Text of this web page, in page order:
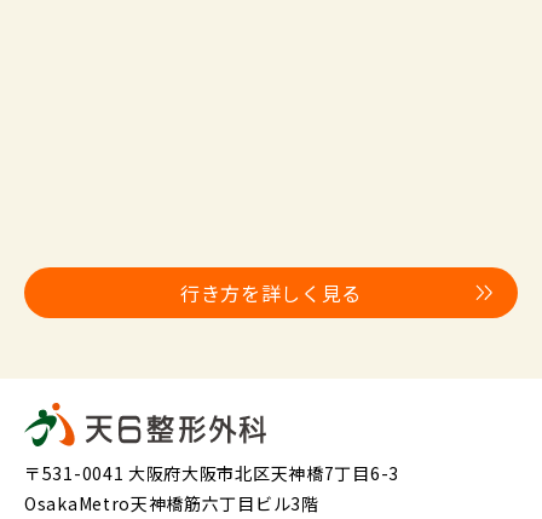
行き方を詳しく見る
〒531-0041 大阪府大阪市北区天神橋7丁目6-3
OsakaMetro天神橋筋六丁目ビル3階